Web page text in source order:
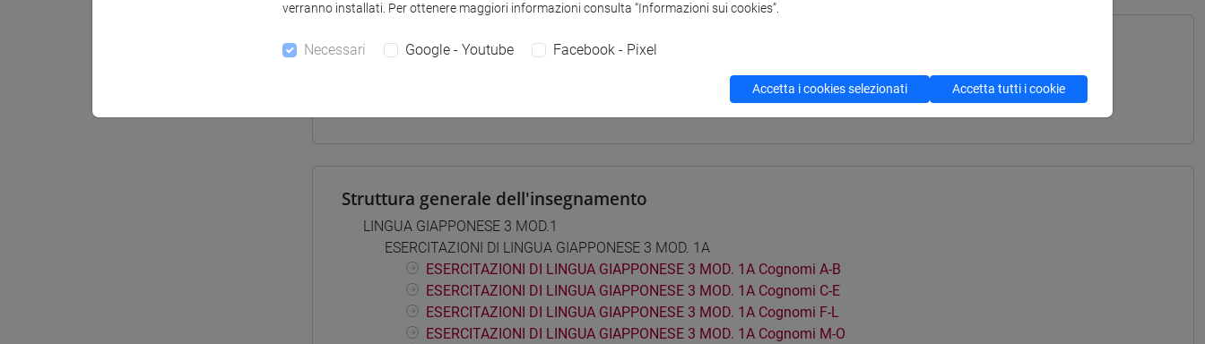
Corsi di studio e percorsi
[LT40] LINGUE, CULTURE E SOCIETÀ DELL'ASIA E DELL'AFRICA MEDITERRANEA - Laurea
Struttura generale dell'insegnamento
LINGUA GIAPPONESE 3 MOD.1
ESERCITAZIONI DI LINGUA GIAPPONESE 3 MOD. 1A
ESERCITAZIONI DI LINGUA GIAPPONESE 3 MOD. 1A Cognomi A-B
ESERCITAZIONI DI LINGUA GIAPPONESE 3 MOD. 1A Cognomi C-E
ESERCITAZIONI DI LINGUA GIAPPONESE 3 MOD. 1A Cognomi F-L
ESERCITAZIONI DI LINGUA GIAPPONESE 3 MOD. 1A Cognomi M-O
verranno installati. Per ottenere maggiori informazioni consulta “Informazioni sui cookies”.
Necessari Google - Youtube Facebook - Pixel
Accetta i cookies selezionati Accetta tutti i cookie